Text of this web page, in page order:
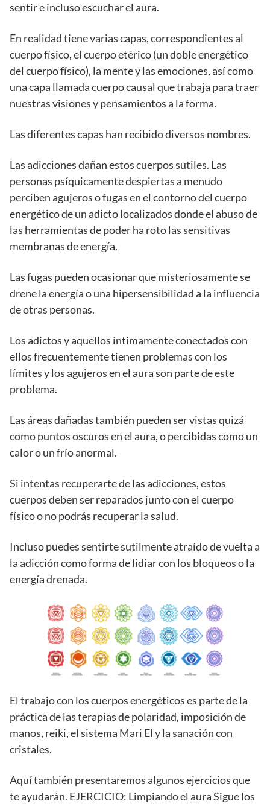
sentir e incluso escuchar el aura.
En realidad tiene varias capas, correspondientes al
cuerpo físico, el cuerpo etérico (un doble energético
del cuerpo físico), la mente y las emociones, así como
una capa llamada cuerpo causal que trabaja para traer
nuestras visiones y pensamientos a la forma.
Las diferentes capas han recibido diversos nombres.
Las adicciones dañan estos cuerpos sutiles. Las
personas psíquicamente despiertas a menudo
perciben agujeros o fugas en el contorno del cuerpo
energético de un adicto localizados donde el abuso de
las herramientas de poder ha roto las sensitivas
membranas de energía.
Las fugas pueden ocasionar que misteriosamente se
drene la energía o una hipersensibilidad a la influencia
de otras personas.
Los adictos y aquellos íntimamente conectados con
ellos frecuentemente tienen problemas con los
límites y los agujeros en el aura son parte de este
problema.
Las áreas dañadas también pueden ser vistas quizá
como puntos oscuros en el aura, o percibidas como un
calor o un frío anormal.
Si intentas recuperarte de las adicciones, estos
cuerpos deben ser reparados junto con el cuerpo
físico o no podrás recuperar la salud.
Incluso puedes sentirte sutilmente atraído de vuelta a
la adicción como forma de lidiar con los bloqueos o la
energía drenada.
El trabajo con los cuerpos energéticos es parte de la
práctica de las terapias de polaridad, imposición de
manos, reiki, el sistema Mari El y la sanación con
cristales.
Aquí también presentaremos algunos ejercicios que
te ayudarán. EJERCICIO: Limpiando el aura Sigue los